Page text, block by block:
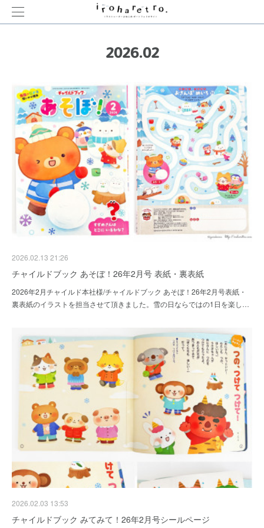
2026.02
2026.02.13 21:26
チャイルドブック あそぼ！26年2月号 表紙・裏表紙
2026年2月チャイルド本社様/チャイルドブック あそぼ！26年2月号表紙・
裏表紙のイラストを担当させて頂きました。雪の日ならではの1日を楽し…
2026.02.03 13:53
チャイルドブック みてみて！26年2月号シールページ